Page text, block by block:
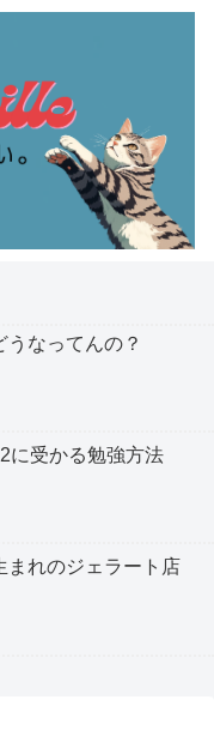
うなってんの？
に受かる勉強方法
まれのジェラート店